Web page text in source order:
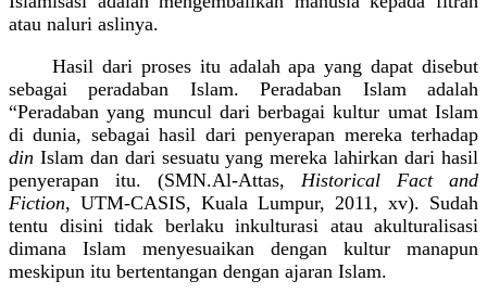
atau naluri aslinya.
Hasil dari proses itu adalah apa yang dapat disebut
sebagai peradaban Islam. Peradaban Islam adalah
“Peradaban yang muncul dari berbagai kultur umat Islam
di dunia, sebagai hasil dari penyerapan mereka terhadap
din Islam dan dari sesuatu yang mereka lahirkan dari hasil
penyerapan itu. (SMN.Al-Attas, Historical Fact and
Fiction, UTM-CASIS, Kuala Lumpur, 2011, xv). Sudah
tentu disini tidak berlaku inkulturasi atau akulturalisasi
dimana Islam menyesuaikan dengan kultur manapun
meskipun itu bertentangan dengan ajaran Islam.